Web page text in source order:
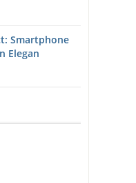
Smartphone
Elegan